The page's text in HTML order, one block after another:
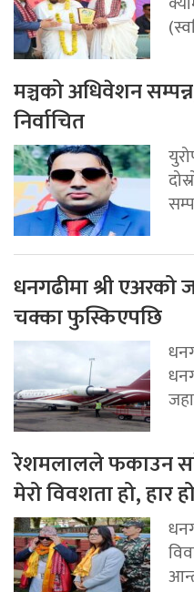
मञ्चको अधिवेशन
निर्वाचित
धनगढीमा श्री एअरको
चक्का फुस्किएपछि
रेशमलालले फकाउन
मेरो विवशता हो, हार